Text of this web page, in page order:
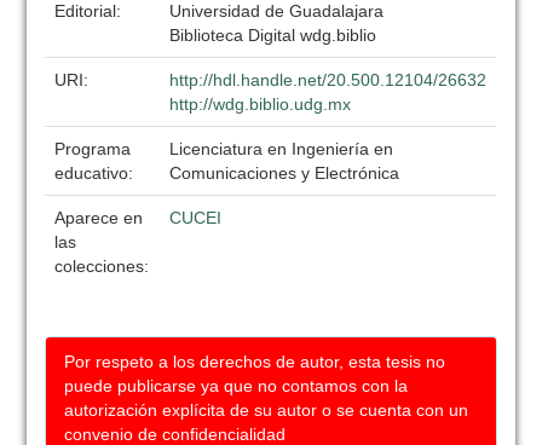
Editorial:
Universidad de Guadalajara
Biblioteca Digital wdg.biblio
URI:
http://hdl.handle.net/20.500.12104/26632
http://wdg.biblio.udg.mx
Programa
educativo:
Licenciatura en Ingeniería en
Comunicaciones y Electrónica
Aparece en
las
colecciones:
CUCEI
Por respeto a los derechos de autor, esta tesis no
puede publicarse ya que no contamos con la
autorización explícita de su autor o se cuenta con un
convenio de confidencialidad